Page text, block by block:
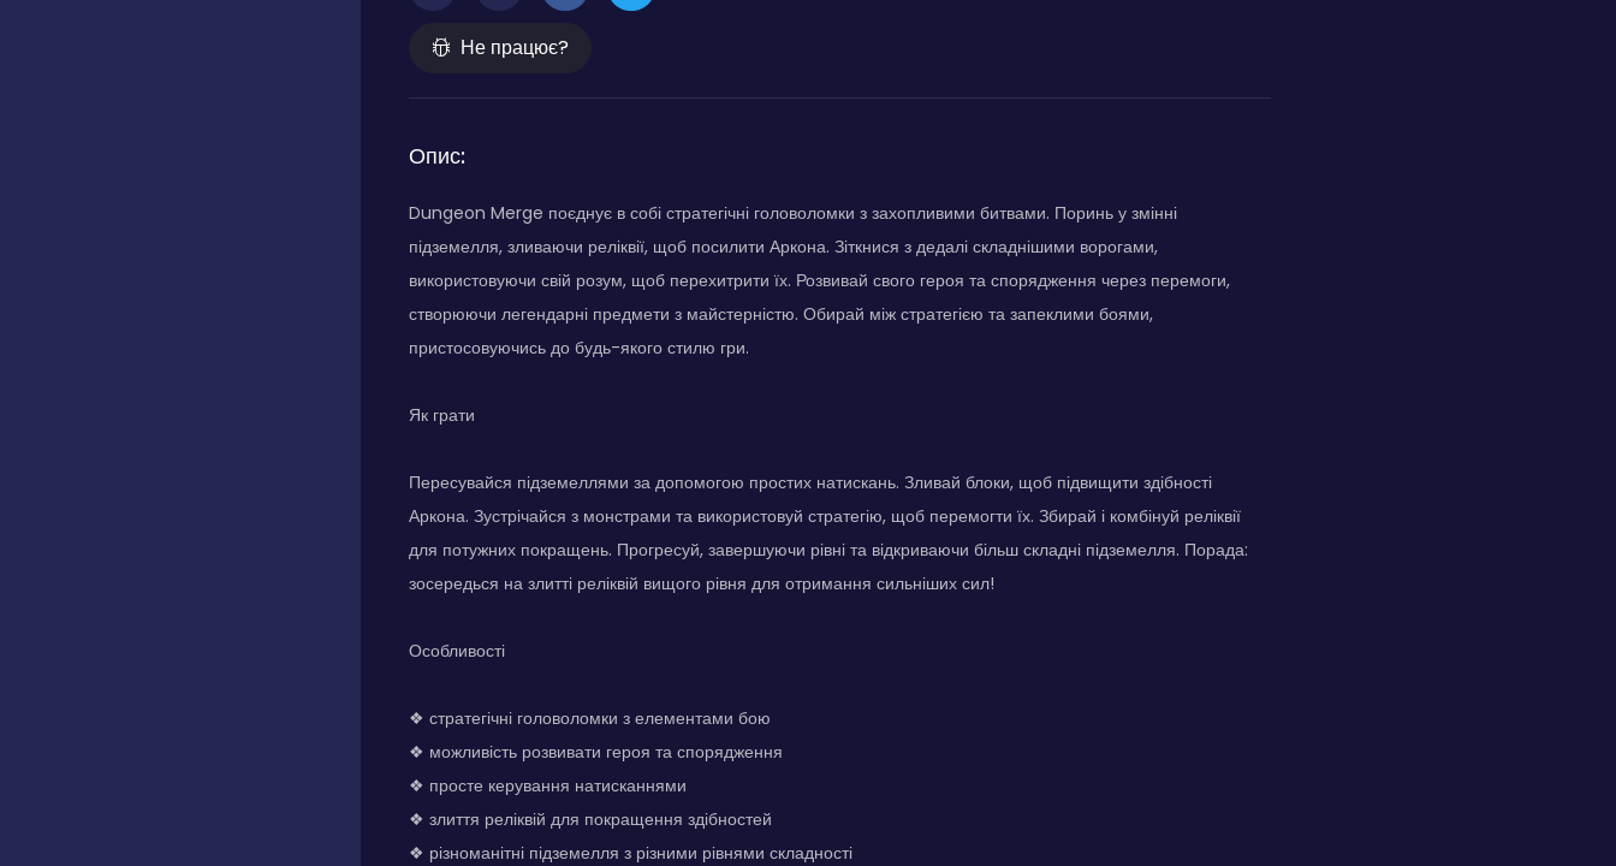
Не працює?
Опис:
Dungeon Merge поєднує в собі стратегічні головоломки з захопливими битвами. Поринь у змінні
підземелля, зливаючи реліквії, щоб посилити Аркона. Зіткнися з дедалі складнішими ворогами,
використовуючи свій розум, щоб перехитрити їх. Розвивай свого героя та спорядження через перемоги,
створюючи легендарні предмети з майстерністю. Обирай між стратегією та запеклими боями,
пристосовуючись до будь-якого стилю гри.
Як грати
Пересувайся підземеллями за допомогою простих натискань. Зливай блоки, щоб підвищити здібності
Аркона. Зустрічайся з монстрами та використовуй стратегію, щоб перемогти їх. Збирай і комбінуй реліквії
для потужних покращень. Прогресуй, завершуючи рівні та відкриваючи більш складні підземелля. Порада:
зосередься на злитті реліквій вищого рівня для отримання сильніших сил!
Особливості
❖ стратегічні головоломки з елементами бою
❖ можливість розвивати героя та спорядження
❖ просте керування натисканнями
❖ злиття реліквій для покращення здібностей
❖ різноманітні підземелля з різними рівнями складності